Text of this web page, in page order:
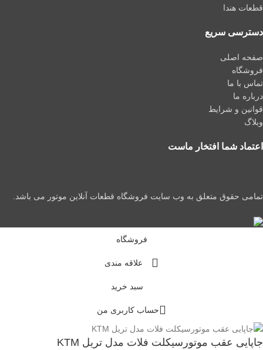
قطعات هندا
دسترسی سریع
صفحه اصلی
فروشگاه
تماس با ما
درباره ما
قوانین و شرایط
وبلاگ
اعتماد شما افتخار ماست
تمامی حقوق متعلق به وب سایت فروشگاه قطعات آنلاین موتور می باشد.
فروشگاه
علاقه مندی
سبد خرید
حساب کاربری من
جاپایی عقب موتورسیکلت فلات مدل تریل KTM